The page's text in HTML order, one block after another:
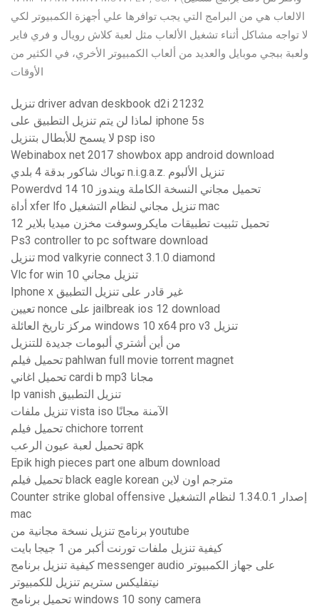
الالعاب هي من البرامج التي يجب توافرها علي أجهزة الكمبيوتر لكي
لا تواجه مشاكل أثناء تشغيل الألعاب مثل لعبة كلاش رويال و فري فاير
ولعبة ببجي موبايل والعديد من ألعاب الكمبيوتر الأخري، في الكثير من
الأوقات
تنزيل driver advan deskbook d2i 21232
لماذا لن يتم تنزيل التطبيق على iphone 5s
لا يسمح للأبطال بتنزيل psp iso
Webinabox net 2017 showbox app android download
توباك شاكور بدقة 4 بلدي n.i.g.a.z. تنزيل الألبوم
Powerdvd 14 تحميل مجاني النسخة الكاملة ويندوز 10
أداة xfer lfo تنزيل مجاني لنظام التشغيل mac
تحميل تثبيت تطبيقات مايكروسوفت مخزن ميديا ​​بلاير 12
Ps3 controller to pc software download
تنزيل mod valkyrie connect 3.1.0 diamond
Vlc for win 10 تنزيل مجاني
Iphone x غير قادر على تنزيل التطبيق
تعيين nonce على jailbreak ios 12 download
مركز تاريخ العائلة windows 10 x64 pro v3 تنزيل
من أين أشتري ألبومات جديدة للتنزيل
تحميل فيلم pahlwan full movie torrent magnet
تحميل اغاني cardi b mp3 مجانا
Ip vanish تنزيل التطبيق
تنزيل ملفات vista iso الآمنة مجانًا
تحميل فيلم chichore torrent
تحميل لعبة عيون الرعب apk
Epik high pieces part one album download
تحميل فيلم black eagle korean مترجم اون لاين
Counter strike global offensive إصدار 1.34.0.1 لنظام التشغيل
mac
برنامج تنزيل نسخة مجانية من youtube
كيفية تنزيل ملفات تورنت أكبر من 1 جيجا بايت
كيفية تنزيل برنامج messenger audio على جهاز الكمبيوتر
نيتفليكس ستريم تنزيل للكمبيوتر
تحميل برنامج windows 10 sony camera